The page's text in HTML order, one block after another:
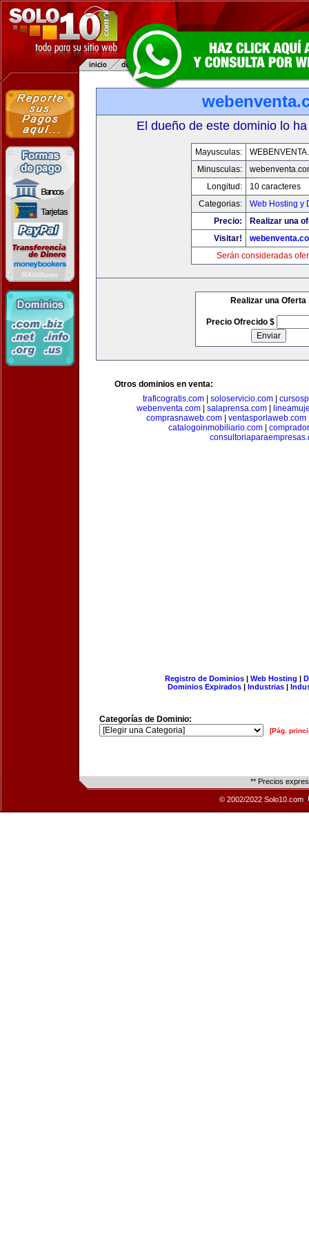
El dueño de este dominio lo
Mayusculas:
Minusculas:
Longitud:
10 caracteres
Categorias:
Web Hosting y
Precio:
Realizar una
Visitar!
Serán consideradas
Realizar una Oferta
Precio Ofrecido $
Otros dominios en venta:
traficogratis.com| soloservicio.com|
webenventa.com
salaprensa.com
comprasnaweb.com
ventasporlaweb.com
catalogoinmobiliario.com|
Registro de Dominios| Web Hosting |
Dominios Expirados | Industrias |
Categorías de Dominio:
[Pág.
** Precios
© 2002/2022 Solo10.com